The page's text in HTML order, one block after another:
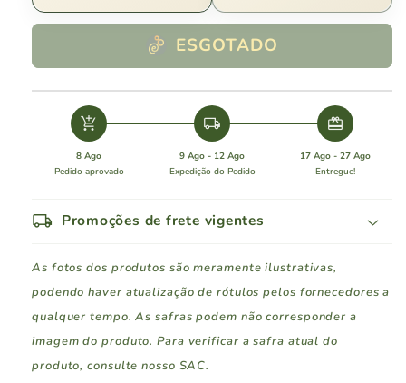
ESGOTADO
add_shopping_cart
8 Ago
Pedido aprovado
local_shipping
9 Ago - 12 Ago
Expedição do Pedido
redeem
17 Ago - 27 Ago
Entregue!
local_shipping Promoções de frete vigentes
As fotos dos produtos são meramente ilustrativas,
podendo haver atualização de rótulos pelos fornecedores a
qualquer tempo. As safras podem não corresponder a
imagem do produto. Para verificar a safra atual do
produto, consulte nosso SAC.